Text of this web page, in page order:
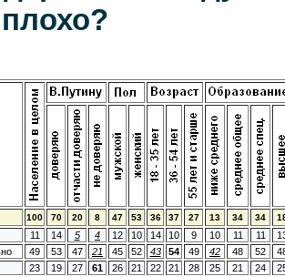
100 70 20 8 47 53 36 37 27 13 34 34
11 14 5 4 12 10 14 10 9 10 11 11
49 53 47 21 45 52 43 54 49 42 48 52
23 19 27 61 26 21 22 21 28 25 21 24